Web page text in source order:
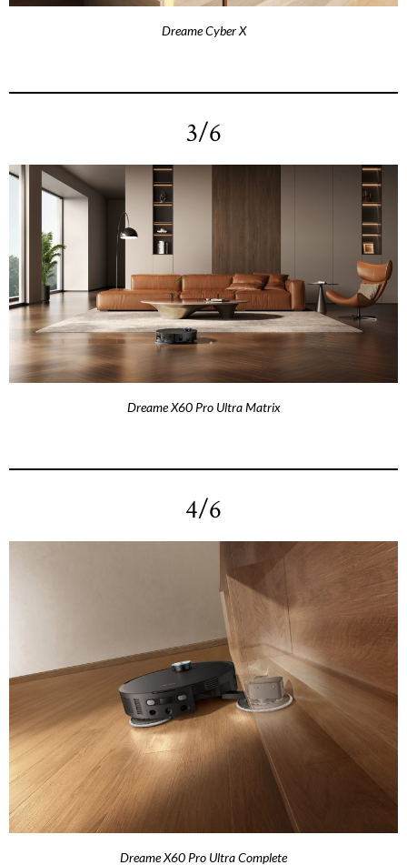
Dreame Cyber X
3/6
Dreame X60 Pro Ultra Matrix
4/6
Dreame X60 Pro Ultra Complete